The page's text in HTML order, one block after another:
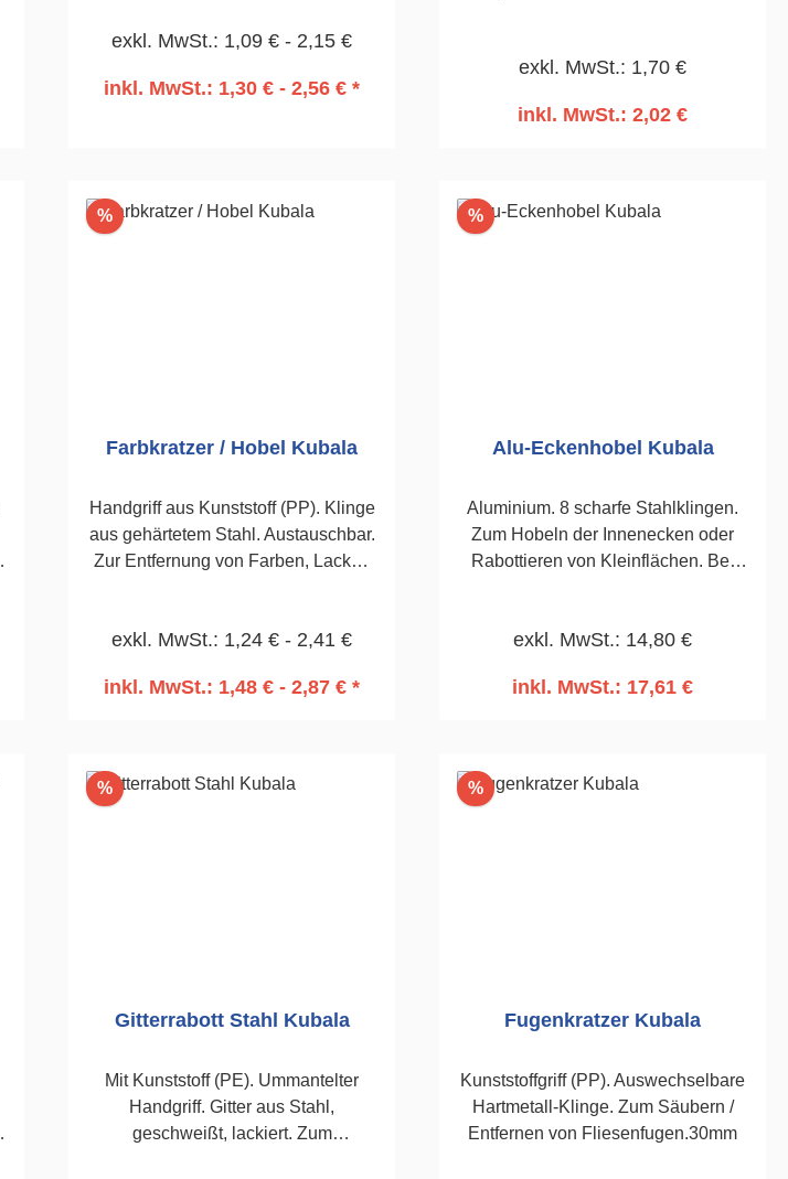
exkl. MwSt.: 1,09 € - 2,15 €
inkl. MwSt.: 1,30 € - 2,56 € *
exkl. MwSt.: 1,70 €
inkl. MwSt.: 2,02 €
%Rabatt
Farbkratzer / Hobel Kubala
Handgriff aus Kunststoff (PP). Klinge
aus gehärtetem Stahl. Austauschbar.
Zur Entfernung von Farben, Lacken
exkl. MwSt.: 1,24 € - 2,41 €
inkl. MwSt.: 1,48 € - 2,87 € *
%Rabatt
Alu-Eckenhobel Kubala
Aluminium. 8 scharfe Stahlklingen.
Zum Hobeln der Innenecken oder
Rabottieren von Kleinflächen. Bei
exkl. MwSt.: 14,80 €
inkl. MwSt.: 17,61 €
%Rabatt
Gitterrabott Stahl Kubala
Mit Kunststoff (PE). Ummantelter
Handgriff. Gitter aus Stahl,
geschweißt, lackiert. Zum
%Rabatt
Fugenkratzer Kubala
Kunststoffgriff (PP). Auswechselbare
Hartmetall-Klinge. Zum Säubern /
Entfernen von Fliesenfugen.30mm